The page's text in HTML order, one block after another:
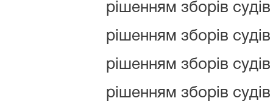
рішенням зборів
рішенням зборів
рішенням зборів
рішенням зборів